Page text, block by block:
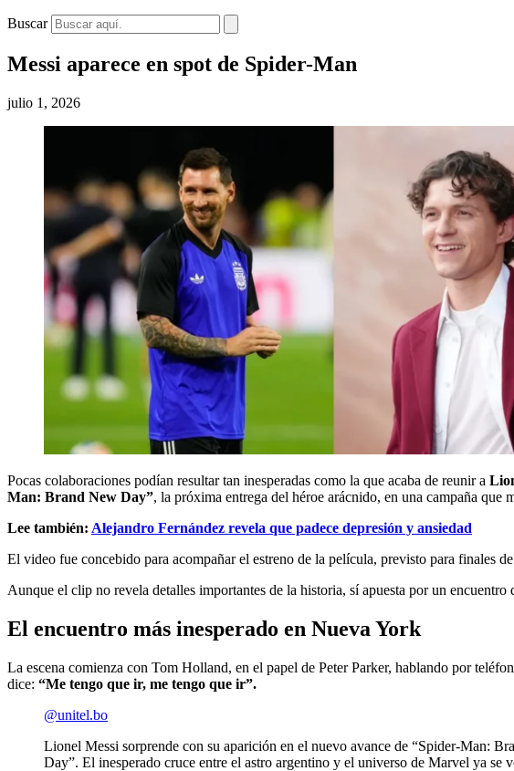
Buscar
Messi aparece en spot de Spider-Man
julio 1, 2026
Pocas colaboraciones podían resultar tan inesperadas como la que acaba de reunir a
Man: Brand New Day”, la próxima entrega del héroe arácnido, en una campaña
Lee también: Alejandro Fernández revela que padece depresión y ansiedad
El video fue concebido para acompañar el estreno de la película, previsto para finales
Aunque el clip no revela detalles importantes de la historia, sí apuesta por un
El encuentro más inesperado en Nueva York
La escena comienza con Tom Holland, en el papel de Peter Parker, hablando por
dice: “Me tengo que ir, me tengo que ir”.
@unitel.bo
Lionel Messi sorprende con su aparición en el nuevo avance de “Spider-Man:
Day”. El inesperado cruce entre el astro argentino y el universo de Marvel ya se